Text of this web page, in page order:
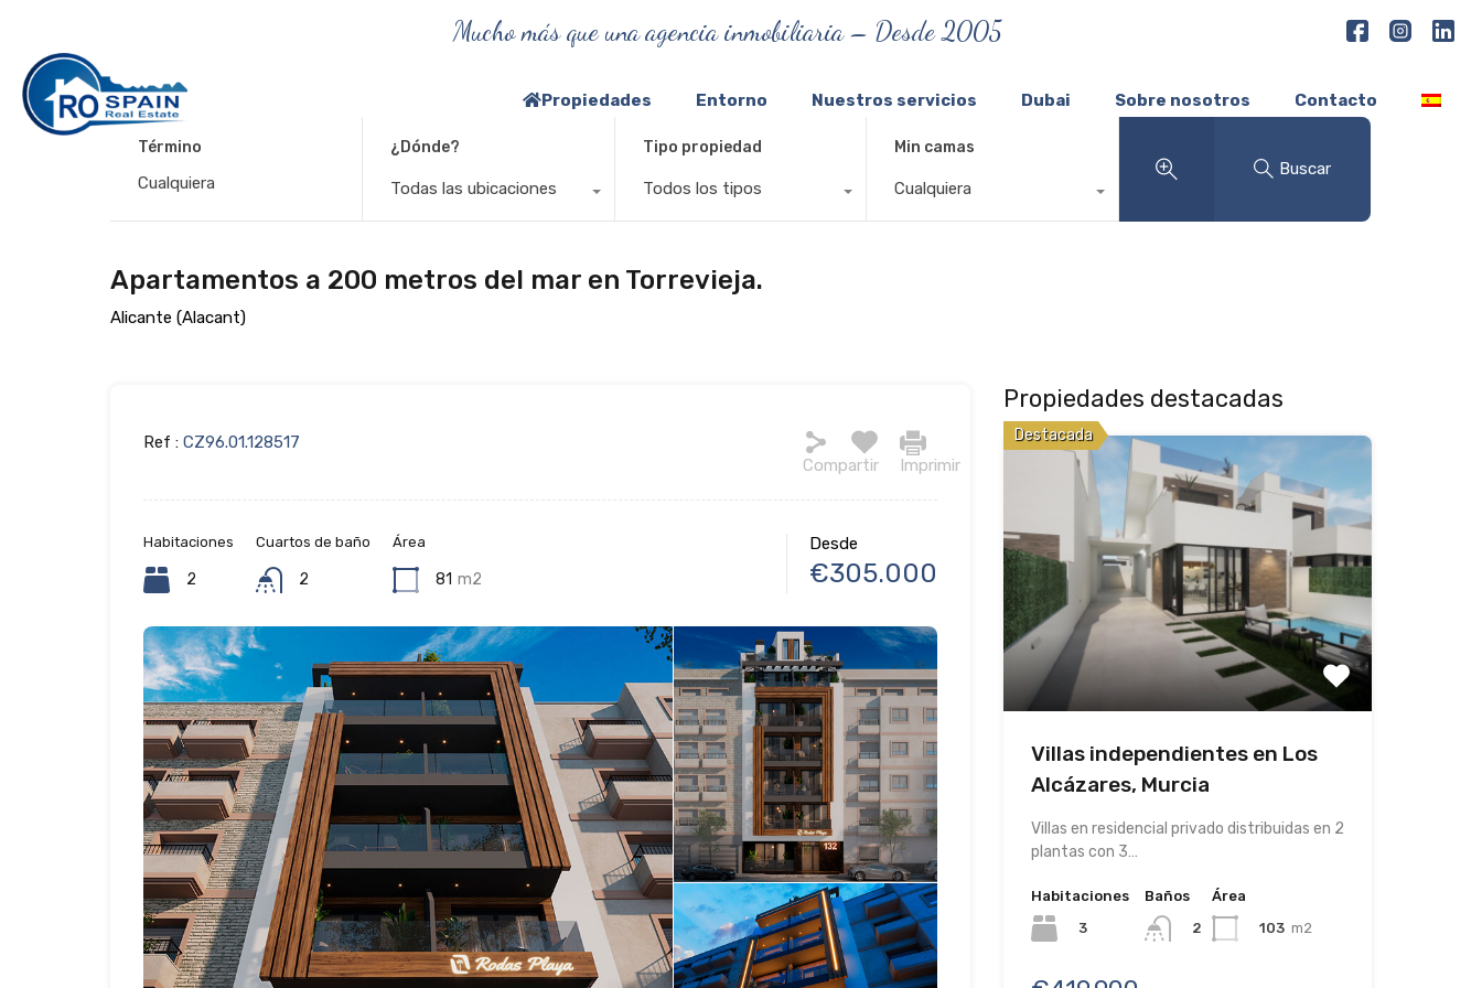
Mucho más que una agencia inmobiliaria – Desde 2005
Propiedades Entorno Nuestros servicios Dubai Sobre nosotros Contacto
Término ¿Dónde?
Todas las ubicaciones
Tipo propiedad
Todos los tipos
Min camas
Cualquiera
Buscar
Apartamentos a 200 metros del mar en Torrevieja.
Alicante (Alacant)
Ref : CZ96.01.128517
Compartir
Imprimir
Desde
€305.000
Habitaciones
2
Cuartos de baño
2
Área
81 m2
Propiedades destacadas
Destacada
Villas independientes en Los
Alcázares, Murcia
Villas en residencial privado distribuidas en 2
plantas con 3…
Habitaciones
3
Baños
2
Área
103 m2